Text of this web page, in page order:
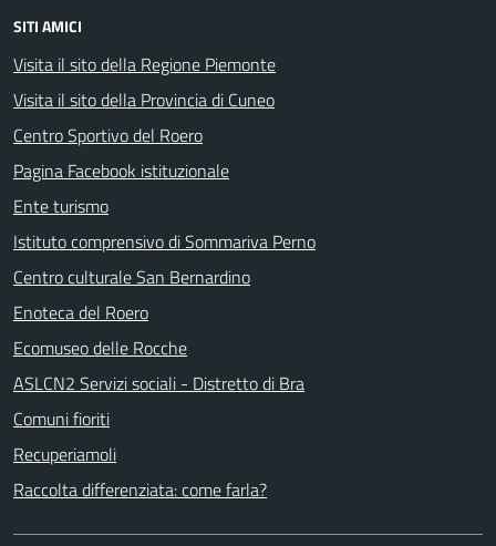
SITI AMICI
Visita il sito della Regione Piemonte
Visita il sito della Provincia di Cuneo
Centro Sportivo del Roero
Pagina Facebook istituzionale
Ente turismo
Istituto comprensivo di Sommariva Perno
Centro culturale San Bernardino
Enoteca del Roero
Ecomuseo delle Rocche
ASLCN2 Servizi sociali - Distretto di Bra
Comuni fioriti
Recuperiamoli
Raccolta differenziata: come farla?